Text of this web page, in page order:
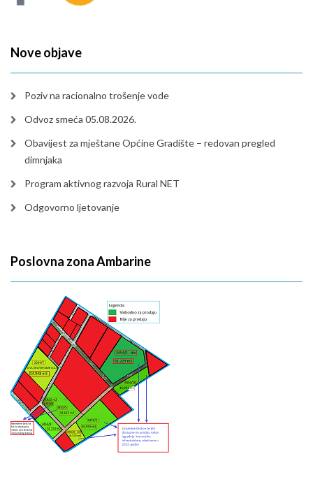
Nove objave
Poziv na racionalno trošenje vode
Odvoz smeća 05.08.2026.
Obavijest za mještane Općine Gradište – redovan pregled
dimnjaka
Program aktivnog razvoja Rural NET
Odgovorno ljetovanje
Poslovna zona Ambarine